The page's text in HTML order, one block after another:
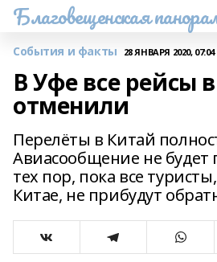
Благовещенская
События и факты 28 ЯНВАРЯ 2020, 07:04
В Уфе все рейсы
отменили
Перелёты в Китай
Авиасообщение не
тех пор, пока все
Китае, не прибудут